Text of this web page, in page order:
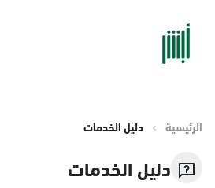
الرئيسية دليل الخدمات
دليل الخدمات